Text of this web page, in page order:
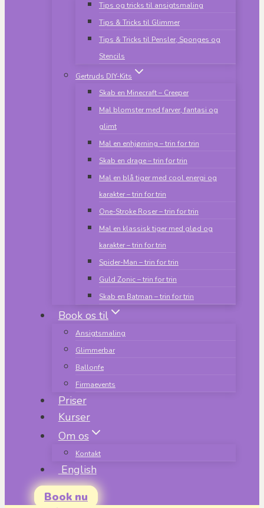
Tips og tricks til ansigtsmaling
Tips & Tricks til Glimmer
Tips & Tricks til Pensler, Sponges og
Stencils
Gertruds DIY-Kits
Skab en Minecraft – Creeper
Mal blomster med farver, fantasi og
glimt
Mal en enhjørning – trin for trin
Skab en drage – trin for trin
Mal en blå tiger med cool energi og
karakter – trin for trin
One-Stroke Roser – trin for trin
Mal en klassisk tiger med glød og
karakter – trin for trin
Spider-Man – trin for trin
Guld Zonic – trin for trin
Skab en Batman – trin for trin
Book os til
Ansigtsmaling
Glimmerbar
Ballonfe
Firmaevents
Priser
Kurser
Om os
Kontakt
English
Book nu